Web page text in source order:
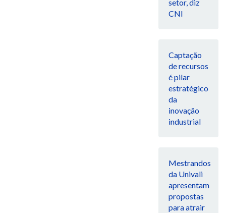
setor, diz
CNI
Captação
de recursos
é pilar
estratégico
da
inovação
industrial
Mestrandos
da Univali
apresentam
propostas
para atrair